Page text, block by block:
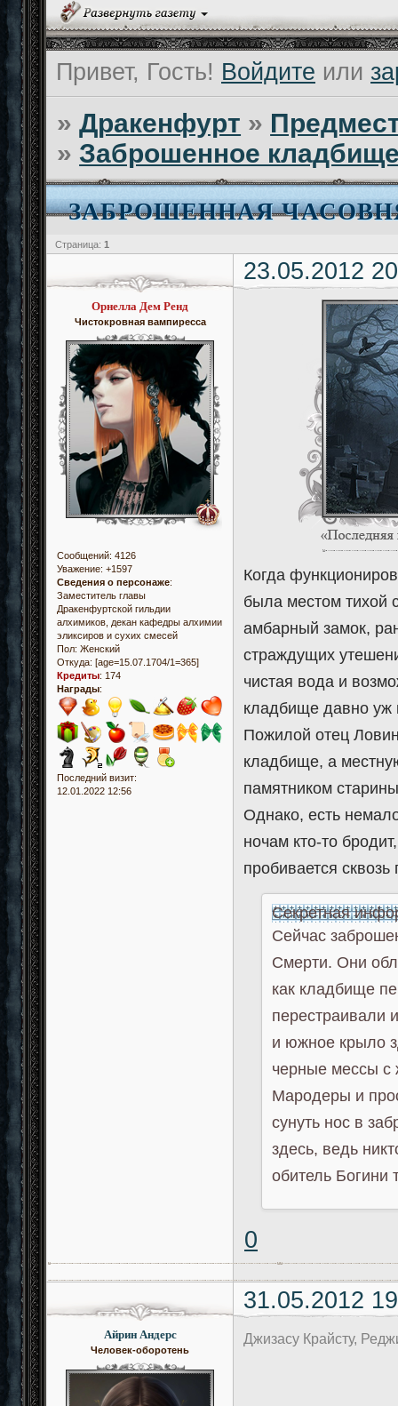
Привет, Гость! Войдите или
»Дракенфурт »
»Заброшенное
ЗАБРОШЕННАЯ
Страница: 1
23.05.2012
Орнелла Дем Ренд
Чистокровная вампиресса
Сообщений: 4126
Уважение: +1597
Сведения о персонаже:
Заместитель главы
Дракенфуртской гильдии
алхимиков, декан кафедры алхимии
эликсиров и сухих смесей
Пол: Женский
Откуда: [age=15.07.1704/1=365]
Кредиты: 174
Награды:
Последний визит:
12.01.2022 12:56
Когда
была местом тихой
амбарный замок,
страждущих
чистая вода и
кладбище давно уж
Пожилой отец
кладбище, а
памятником
Однако, есть
ночам кто-то
пробивается
Секретная
Сейчас
Смерти. Они
как кладбище
перестраивали
и южное крыло
черные мессы с
Мародеры и
сунуть нос в
здесь, ведь
обитель Богини
0
31.05.2012
Айрин Андерс
Человек-оборотень
Джизасу Крайсту,